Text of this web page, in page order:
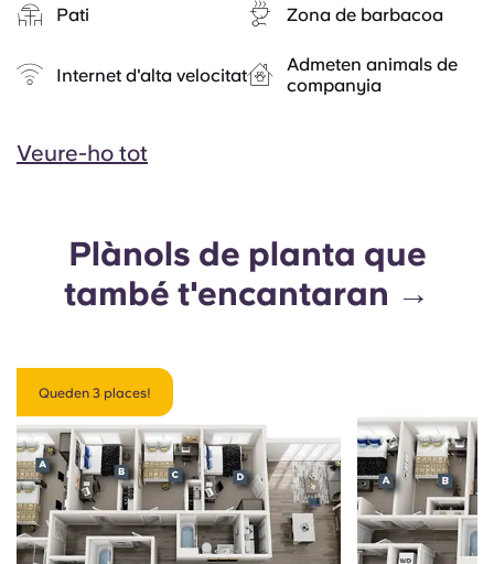
Pati Zona de barbacoa
Internet d'alta velocitat
Admeten animals de
companyia
Veure-ho tot
Plànols de planta que
també t'encantaran →
Queden 3 places!